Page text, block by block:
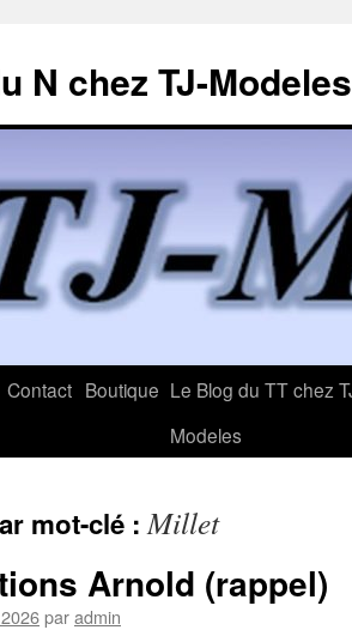
N chez TJ-Modeles
Contact Boutique Le Blog du TT chez
Modeles
mot-clé :Millet
Arnold (rappel)
paradmin